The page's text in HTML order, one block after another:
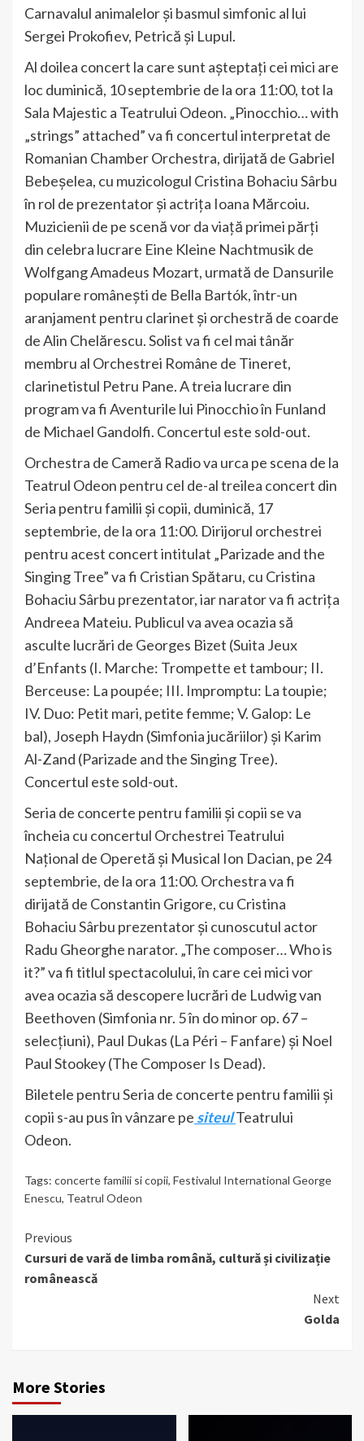
Carnavalul animalelor și basmul simfonic al lui
Sergei Prokofiev, Petrică și Lupul.
Al doilea concert la care sunt așteptați cei mici are
loc duminică, 10 septembrie de la ora 11:00, tot la
Sala Majestic a Teatrului Odeon. „Pinocchio… with
„strings” attached” va fi concertul interpretat de
Romanian Chamber Orchestra, dirijată de Gabriel
Bebeșelea, cu muzicologul Cristina Bohaciu Sârbu
în rol de prezentator și actrița Ioana Mărcoiu.
Muzicienii de pe scenă vor da viață primei părți
din celebra lucrare Eine Kleine Nachtmusik de
Wolfgang Amadeus Mozart, urmată de Dansurile
populare românești de Bella Bartók, într-un
aranjament pentru clarinet și orchestră de coarde
de Alin Chelărescu. Solist va fi cel mai tânăr
membru al Orchestrei Române de Tineret,
clarinetistul Petru Pane. A treia lucrare din
program va fi Aventurile lui Pinocchio în Funland
de Michael Gandolfi. Concertul este sold-out.
Orchestra de Cameră Radio va urca pe scena de la
Teatrul Odeon pentru cel de-al treilea concert din
Seria pentru familii şi copii, duminică, 17
septembrie, de la ora 11:00. Dirijorul orchestrei
pentru acest concert intitulat „Parizade and the
Singing Tree” va fi Cristian Spătaru, cu Cristina
Bohaciu Sârbu prezentator, iar narator va fi actrița
Andreea Mateiu. Publicul va avea ocazia să
asculte lucrări de Georges Bizet (Suita Jeux
d’Enfants (I. Marche: Trompette et tambour; II.
Berceuse: La poupée; III. Impromptu: La toupie;
IV. Duo: Petit mari, petite femme; V. Galop: Le
bal), Joseph Haydn (Simfonia jucăriilor) și Karim
Al-Zand (Parizade and the Singing Tree).
Concertul este sold-out.
Seria de concerte pentru familii şi copii se va
încheia cu concertul Orchestrei Teatrului
Național de Operetă și Musical Ion Dacian, pe 24
septembrie, de la ora 11:00. Orchestra va fi
dirijată de Constantin Grigore, cu Cristina
Bohaciu Sârbu prezentator și cunoscutul actor
Radu Gheorghe narator. „The composer… Who is
it?” va fi titlul spectacolului, în care cei mici vor
avea ocazia să descopere lucrări de Ludwig van
Beethoven (Simfonia nr. 5 în do minor op. 67 –
selecțiuni), Paul Dukas (La Péri – Fanfare) și Noel
Paul Stookey (The Composer Is Dead).
Biletele pentru Seria de concerte pentru familii şi
copii s-au pus în vânzare pe siteulTeatrului
Odeon.
Tags: concerte familii si copii, Festivalul International George
Enescu, Teatrul Odeon
Continue
Reading
Previous
Cursuri de vară de limba română, cultură și civilizație
românească
Next
Golda
More Stories